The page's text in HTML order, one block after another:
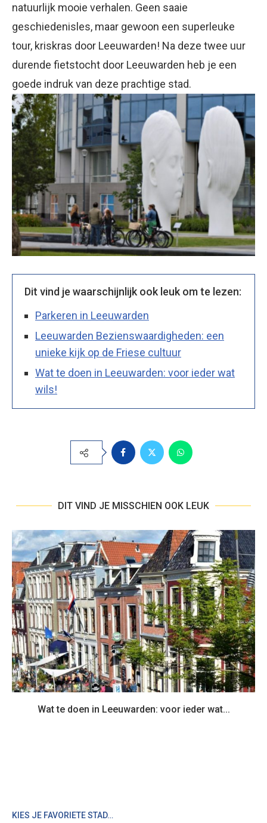
natuurlijk mooie verhalen. Geen saaie
geschiedenisles, maar gewoon een superleuke
tour, kriskras door Leeuwarden! Na deze twee uur
durende fietstocht door Leeuwarden heb je een
goede indruk van deze prachtige stad.
Dit vind je waarschijnlijk ook leuk om te lezen:
Parkeren in Leeuwarden
Leeuwarden Bezienswaardigheden: een
unieke kijk op de Friese cultuur
Wat te doen in Leeuwarden: voor ieder wat
wils!
DIT VIND JE MISSCHIEN OOK LEUK
Wat te doen in Leeuwarden: voor ieder wat...
KIES JE FAVORIETE STAD…